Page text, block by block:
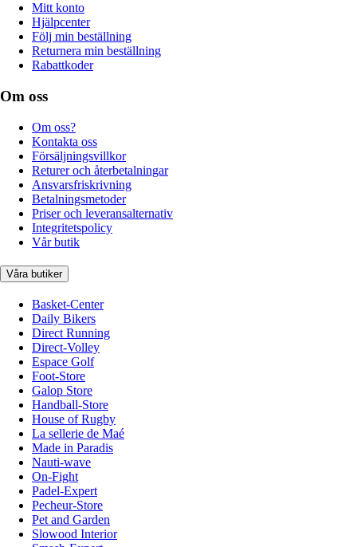
Mitt konto
Hjälpcenter
Följ min beställning
Returnera min beställning
Rabattkoder
Om oss
Om oss?
Kontakta oss
Försäljningsvillkor
Returer och återbetalningar
Ansvarsfriskrivning
Betalningsmetoder
Priser och leveransalternativ
Integritetspolicy
Vår butik
Våra butiker
Basket-Center
Daily Bikers
Direct Running
Direct-Volley
Espace Golf
Foot-Store
Galop Store
Handball-Store
House of Rugby
La sellerie de Maé
Made in Paradis
Nauti-wave
On-Fight
Padel-Expert
Pecheur-Store
Pet and Garden
Slowood Interior